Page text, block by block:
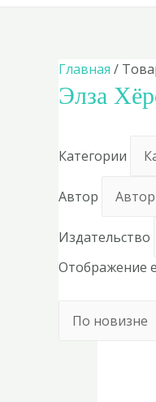
Главная /
Элза
Категории
Автор
Издательство
Отображение